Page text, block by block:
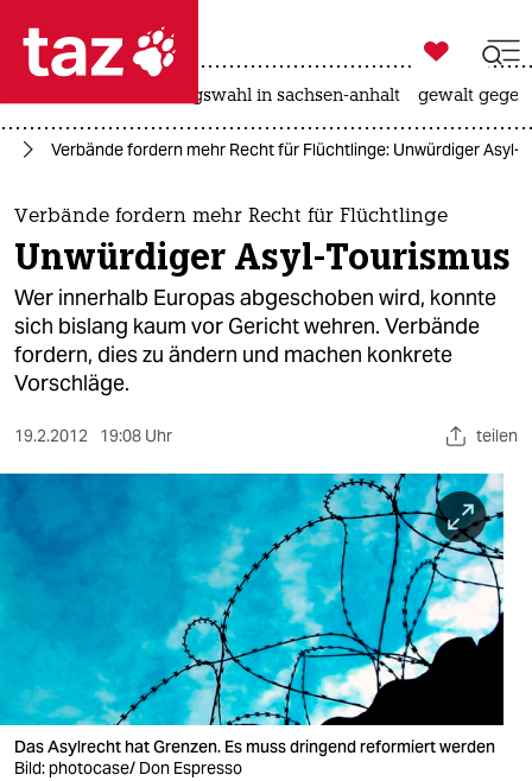
 taz zahl ich
taz zahl ich
themen
politik
öko
gesellschaft
kultur
sport
berlin
nord
wahrheit
verlag
verlag

taz zahl ich
landtagswahl in sachsen-anhalt gewalt
Verbände fordern mehr Recht für Flüchtlinge: Unwürdiger Asyl-
Verbände fordern mehr Recht für Flüchtlinge
Unwürdiger Asyl-Tourismus
Wer innerhalb Europas abgeschoben wird, konnte
sich bislang kaum vor Gericht wehren. Verbände
fordern, dies zu ändern und machen konkrete
Vorschläge.
19.2.2012 19:08 Uhr teilen
Das Asylrecht hat Grenzen. Es muss dringend reformiert werden
Bild: photocase/ Don Espresso